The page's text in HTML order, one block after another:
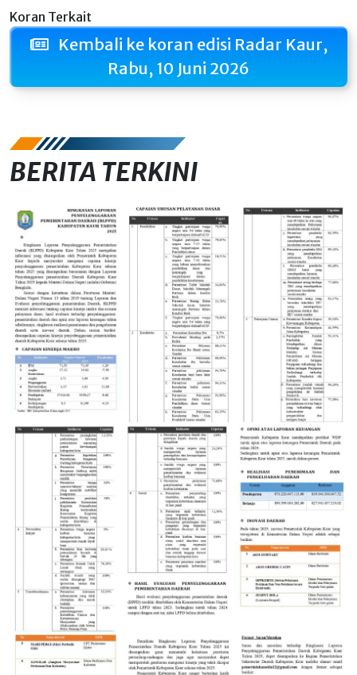
Koran Terkait
Kembali ke koran edisi Radar Kaur,
Rabu, 10 Juni 2026
BERITA TERKINI